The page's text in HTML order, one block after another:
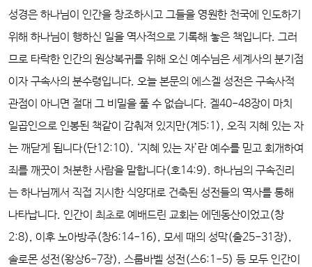
성경은 하나님이 인간을 창조하시고 그들을 영원한 천국에 인도하기
위해 하나님이 행하신 일을 역사적으로 기록해 놓은 책입니다. 그러
므로 타락한 인간의 원상복귀를 위해 오신 예수님은 세계사의 분기점
이자 구속사의 분수령입니다. 오늘 본문의 에스겔 성전은 구속사적
관점이 아니면 절대 그 비밀을 풀 수 없습니다. 겔40-48장이 마치
일곱인으로 인봉된 책같이 감춰져 있지만(계5:1), 오직 지혜 있는 자
는 깨닫게 됩니다(단12:10). ‘지혜 있는 자’란 예수를 믿고 회개하여
죄를 깨끗이 처분한 사람을 말합니다(호14:9). 하나님의 구속진리
는 하나님께서 직접 지시한 식양대로 건축된 성전들의 역사를 통해
나타납니다. 인간이 최초로 예배드린 교회는 에덴동산이었고(창
2:8), 이후 노아방주(창6:14-16), 모세 때의 성막(출25-31장),
솔로몬 성전(왕상6-7장), 스룹바벨 성전(스6:1-5) 등 모두 인간이